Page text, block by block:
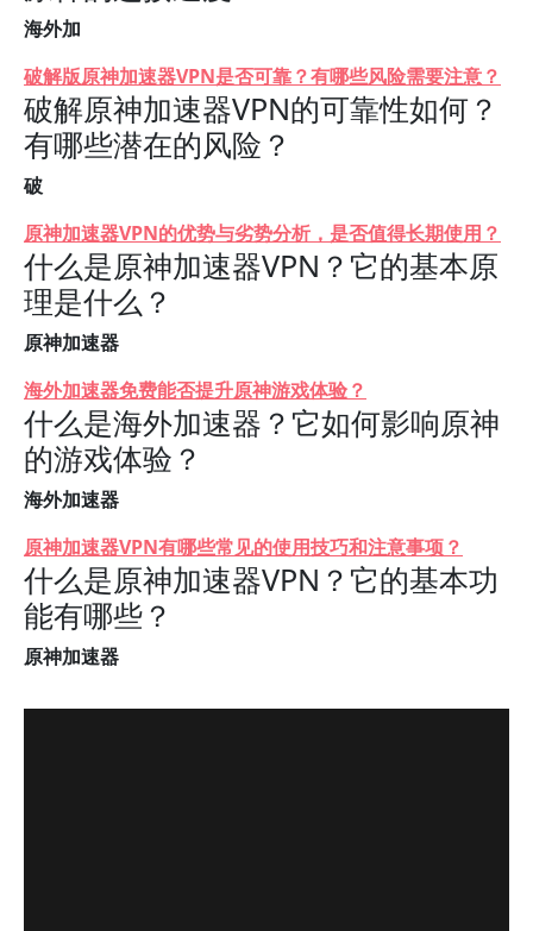
海外加
破解版原神加速器VPN是否可靠？有哪些风险需要注意？
破解原神加速器VPN的可靠性如何？
有哪些潜在的风险？
破
原神加速器VPN的优势与劣势分析，是否值得长期使用？
什么是原神加速器VPN？它的基本原
理是什么？
原神加速器
海外加速器免费能否提升原神游戏体验？
什么是海外加速器？它如何影响原神
的游戏体验？
海外加速器
原神加速器VPN有哪些常见的使用技巧和注意事项？
什么是原神加速器VPN？它的基本功
能有哪些？
原神加速器